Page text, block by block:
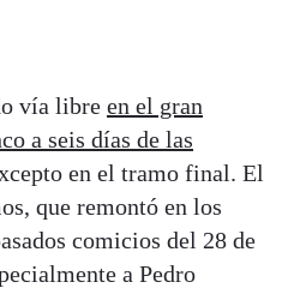
vía libre en el gran
a seis días de las
en el tramo final. El
que remontó en los
comicios del 28 de
a Pedro